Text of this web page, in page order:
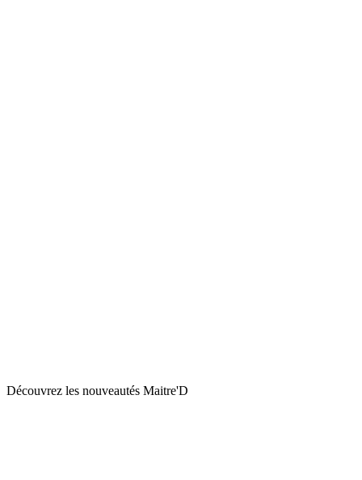
Découvrez les nouveautés Maitre'D